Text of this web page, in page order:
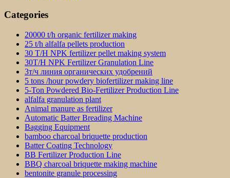
Categories
20000 t/h organic fertilizer making
25 t/h alfalfa pellets production
30 T/H NPK fertilizer pellet making system
30T/H NPK Fertilizer Granulation Line
3т/ч линия органических удобрений
5 tons /hour powdery biofertilizer making line
5-Ton Powdered Bio-Fertilizer Production Line
alfalfa granulation plant
Animal manure as fertilizer
Automatic Batter Breading Machine
Bagging Equipment
bamboo charcoal briquette production
Batter Coating Technology
BB Fertilizer Production Line
BBQ charcoal briquette making machine
bentonite granule processing